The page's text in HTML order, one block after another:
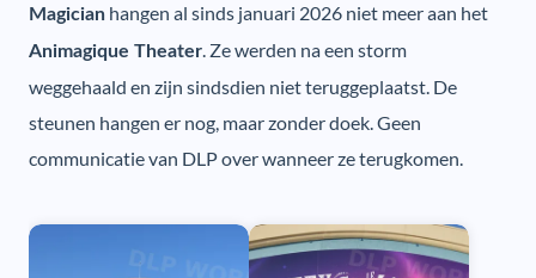
Magician hangen al sinds januari 2026 niet meer aan het
Animagique Theater. Ze werden na een storm
weggehaald en zijn sindsdien niet teruggeplaatst. De
steunen hangen er nog, maar zonder doek. Geen
communicatie van DLP over wanneer ze terugkomen.